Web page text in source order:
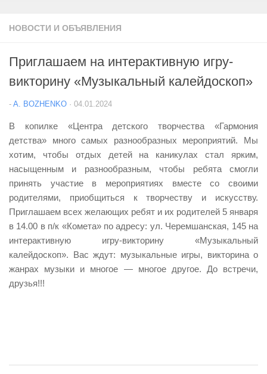
НОВОСТИ И ОБЪЯВЛЕНИЯ
Приглашаем на интерактивную игру-
викторину «Музыкальный калейдоскоп»
- A. BOZHENKO · 04.01.2024
В копилке «Центра детского творчества «Гармония
детства» много самых разнообразных мероприятий. Мы
хотим, чтобы отдых детей на каникулах стал ярким,
насыщенным и разнообразным, чтобы ребята смогли
принять участие в мероприятиях вместе со своими
родителями, приобщиться к творчеству и искусству.
Приглашаем всех желающих ребят и их родителей 5 января
в 14.00 в п/к «Комета» по адресу: ул. Черемшанская, 145 на
интерактивную игру-викторину «Музыкальный
калейдоскоп». Вас ждут: музыкальные игры, викторина о
жанрах музыки и многое — многое другое. До встречи,
друзья!!!